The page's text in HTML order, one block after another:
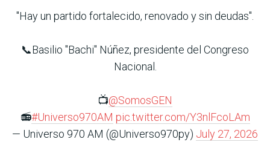
"Hay un partido fortalecido, renovado y sin deudas".
📞Basilio "Bachi" Núñez, presidente del Congreso
Nacional.
📺@SomosGEN
📻#Universo970AM pic.twitter.com/Y3nlFcoLAm
— Universo 970 AM (@Universo970py) July 27, 2026